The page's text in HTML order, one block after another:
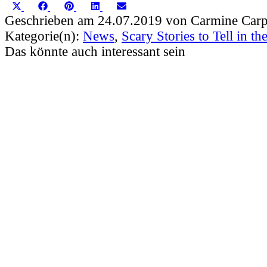
Share
on
(Twitter)
Share
on
FacebookShare
on
Pinterest Share
on
LinkedInShare
on
Geschrieben am 24.07.2019 von Carmine
Kategorie(n): News, Scary Stories to Tell in
Das könnte auch interessant sein